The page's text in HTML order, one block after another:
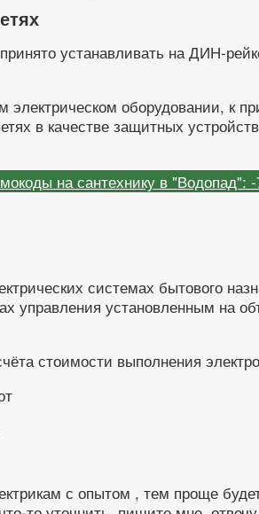
устанавливать на ДИН-
оборудовании, к
в качестве защитных
на сантехнику в "Водопад":
системах бытового
управления установленным на
стоимости выполнения
с опытом , тем проще